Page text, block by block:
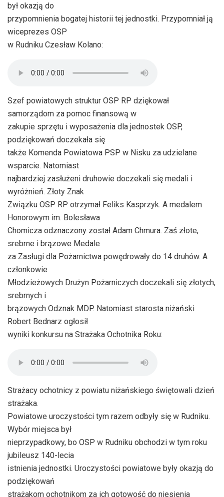
był okazją do
przypomnienia bogatej historii tej jednostki. Przypomniał ją
wiceprezes OSP
w Rudniku Czesław Kolano:
Szef powiatowych struktur OSP RP dziękował
samorządom za pomoc finansową w
zakupie sprzętu i wyposażenia dla jednostek OSP,
podziękowań doczekała się
także Komenda Powiatowa PSP w Nisku za udzielane
wsparcie. Natomiast
najbardziej zasłużeni druhowie doczekali się medali i
wyróżnień. Złoty Znak
Związku OSP RP otrzymał Feliks Kasprzyk. A medalem
Honorowym im. Bolesława
Chomicza odznaczony został Adam Chmura. Zaś złote,
srebrne i brązowe Medale
za Zasługi dla Pożarnictwa powędrowały do 14 druhów. A
członkowie
Młodzieżowych Drużyn Pożarniczych doczekali się złotych,
srebrnych i
brązowych Odznak MDP. Natomiast starosta niżański
Robert Bednarz ogłosił
wyniki konkursu na Strażaka Ochotnika Roku:
Strażacy ochotnicy z powiatu niżańskiego świętowali dzień
strażaka.
Powiatowe uroczystości tym razem odbyły się w Rudniku.
Wybór miejsca był
nieprzypadkowy, bo OSP w Rudniku obchodzi w tym roku
jubileusz 140-lecia
istnienia jednostki. Uroczystości powiatowe były okazją do
podziękowań
strażakom ochotnikom za ich gotowość do niesienia